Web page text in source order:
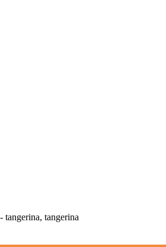
tangerina, tangerina